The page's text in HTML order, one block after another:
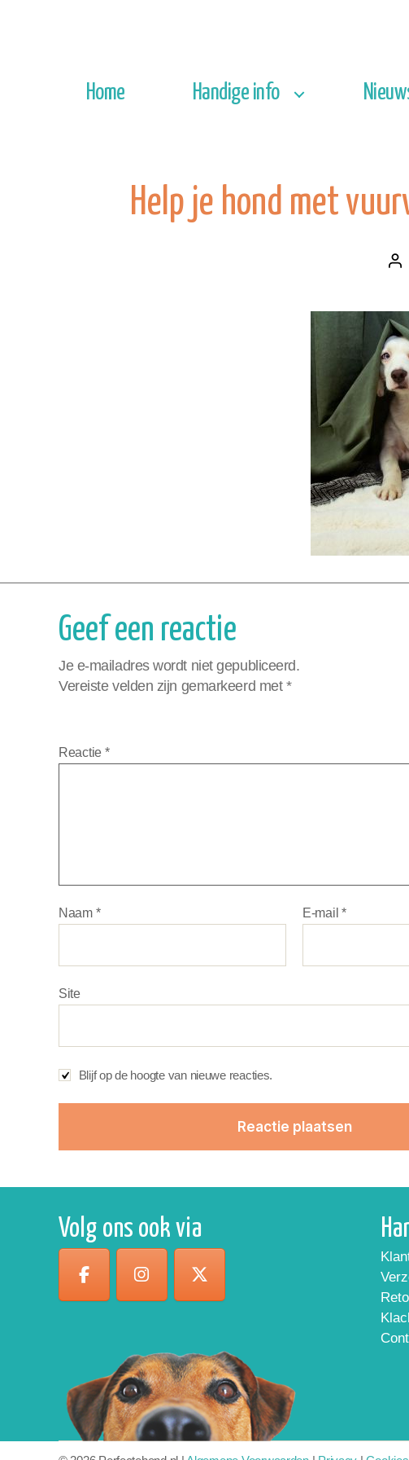
Home Handige info
Help je hond met
Geef een reactie
Je e-mailadres wordt niet gepubliceerd.
Vereiste velden zijn gemarkeerd met *
Reactie *
Naam * E-mail*
Site
Blijf op de hoogte van nieuwe reacties.
Volg ons ook via